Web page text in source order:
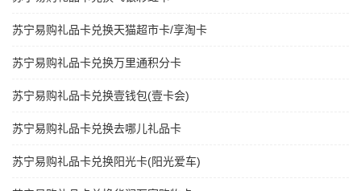
苏宁易购礼品卡兑换天猫超市卡/享淘卡
苏宁易购礼品卡兑换万里通积分卡
苏宁易购礼品卡兑换壹钱包(壹卡会)
苏宁易购礼品卡兑换去哪儿礼品卡
苏宁易购礼品卡兑换阳光卡(阳光爱车)